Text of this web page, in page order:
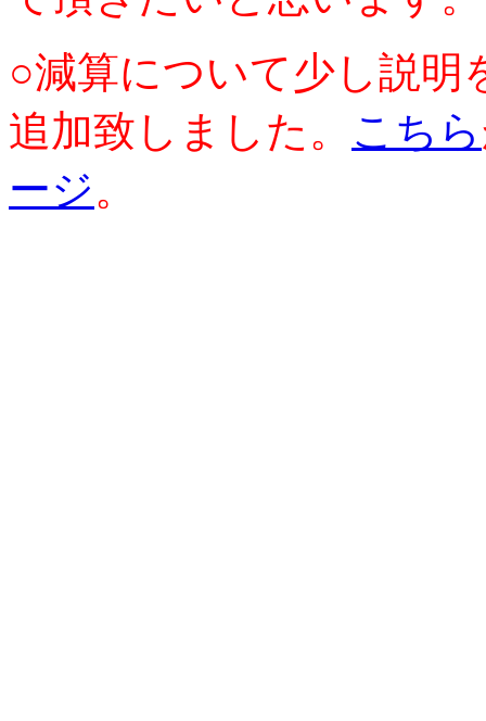
○減算について少し説明
追加致しました。 こちら
ージ。